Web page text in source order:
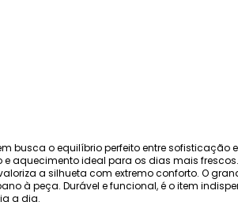
busca o equilíbrio perfeito entre sofisticação
aquecimento ideal para os dias mais
a silhueta com extremo conforto. O
à peça. Durável e funcional, é o item
a dia.